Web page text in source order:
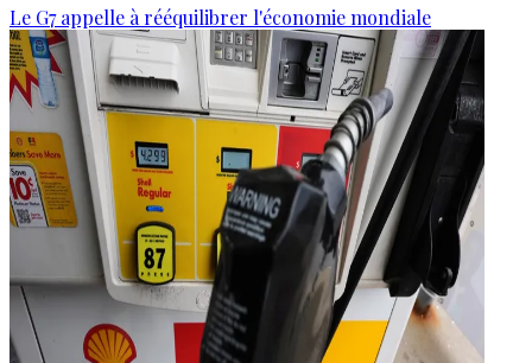
Le G7 appelle à rééquilibrer l'économie mondiale